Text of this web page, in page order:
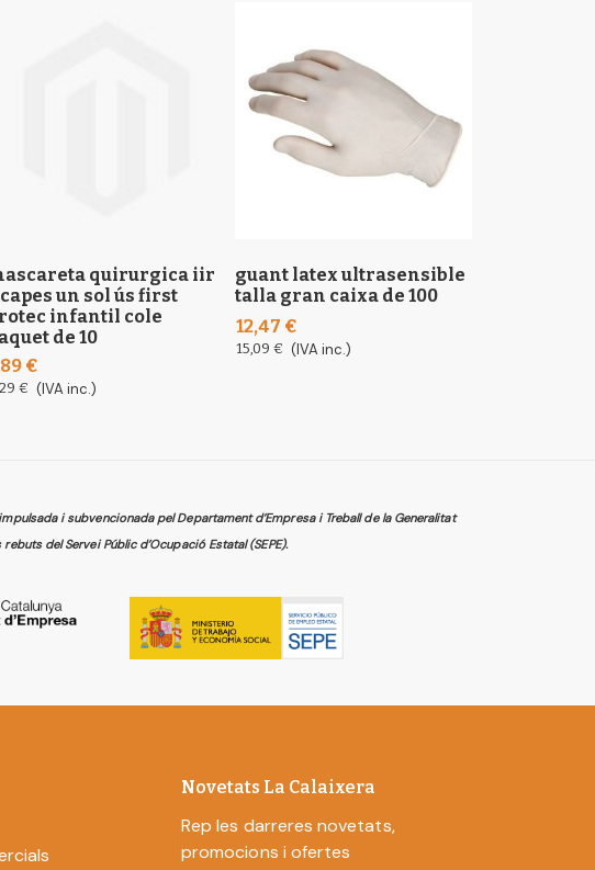
quirurgica iir
un sol ús first
infantil cole
de 10
€
€ (IVA inc.)
guant latex ultrasensible
talla gran caixa de 100
12,47 €
15,09 € (IVA inc.)
i subvencionada pel Departament d’Empresa i Treball de la Generalitat
del Servei Públic d’Ocupació Estatal (SEPE).
Novetats La Calaixera
Rep les darreres novetats,
promocions i ofertes